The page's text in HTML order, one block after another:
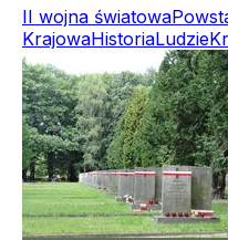
II wojna światowa
KrajowaHistoriaLudzie